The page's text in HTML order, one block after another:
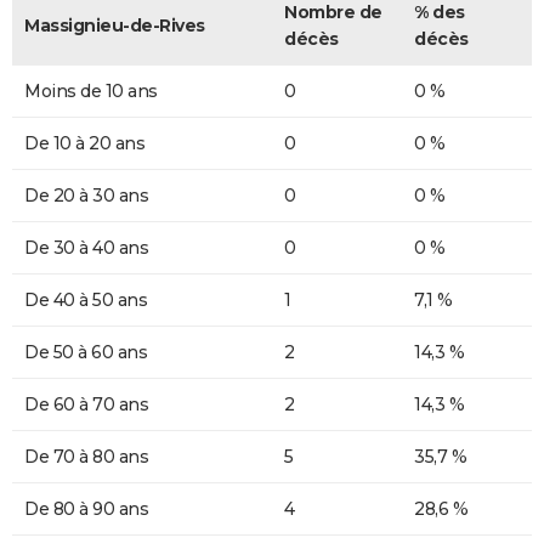
Massignieu-de-Rives
Nombre de
décès
% des
décès
Moins de 10 ans 0 0 %
De 10 à 20 ans 0 0 %
De 20 à 30 ans 0 0 %
De 30 à 40 ans 0 0 %
De 40 à 50 ans 1 7,1 %
De 50 à 60 ans 2 14,3 %
De 60 à 70 ans 2 14,3 %
De 70 à 80 ans 5 35,7 %
De 80 à 90 ans 4 28,6 %